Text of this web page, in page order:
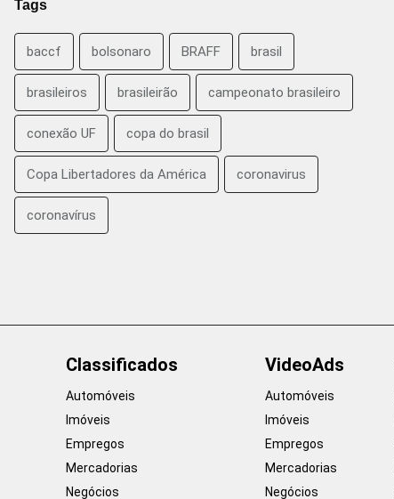
Tags
baccf bolsonaro BRAFF brasil
brasileiros brasileirão campeonato brasileiro
conexão UF copa do brasil
Copa Libertadores da América coronavirus
coronavírus
Classificados
Automóveis
Imóveis
Empregos
Mercadorias
Negócios
VideoAds
Automóveis
Imóveis
Empregos
Mercadorias
Negócios